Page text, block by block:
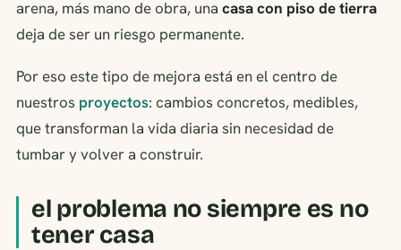
arena, más mano de obra, una casa con piso de tierra
deja de ser un riesgo permanente.
Por eso este tipo de mejora está en el centro de
nuestros proyectos: cambios concretos, medibles,
que transforman la vida diaria sin necesidad de
tumbar y volver a construir.
el problema no siempre es no
tener casa